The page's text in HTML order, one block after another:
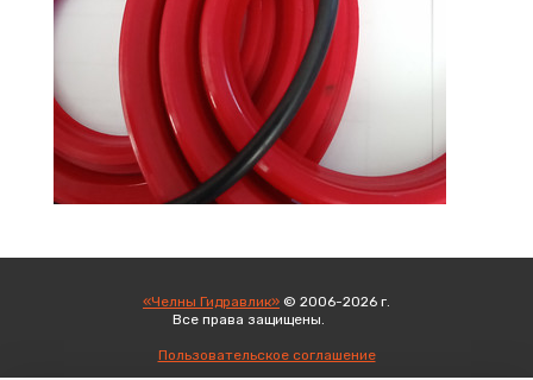
«Челны Гидравлик» © 2006-2026 г.
Все права защищены.
Пользовательское соглашение